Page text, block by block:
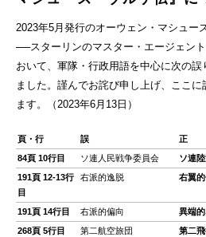
2023年5月発行のオーウェン・マシュー
──スターリンのマスター・エージェン
おいて、軍隊・行政用語を中心に次の誤
ました。謹んでお詫び申し上げ、ここに
ます。（2023年6月13日）
頁・行 誤
正
84頁 10行目
ソ連人民戦争委員会
ソ連
191頁 12-13行
目
右派的逸脱 右翼
191頁 14行目 右派的偏向
異端
268頁 5行目
第二航空旅団
第二